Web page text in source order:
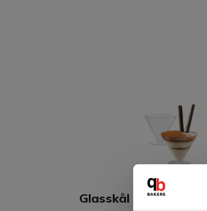
Glasskål på fot 125 ml